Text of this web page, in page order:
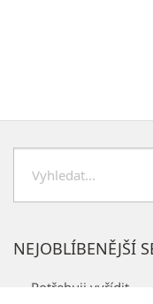
NEJOBLÍBENĚJŠÍ
Potřebuji vyřídit
e